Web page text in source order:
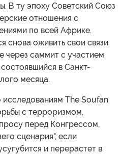
В ту эпоху Советский Союз
отношения с
по всей Африке.
снова оживить свои связи
через саммит с участием
в Санкт-
месяца.
The Soufan
с терроризмом,
перед Конгрессом,
сценария", если
и перерастет в